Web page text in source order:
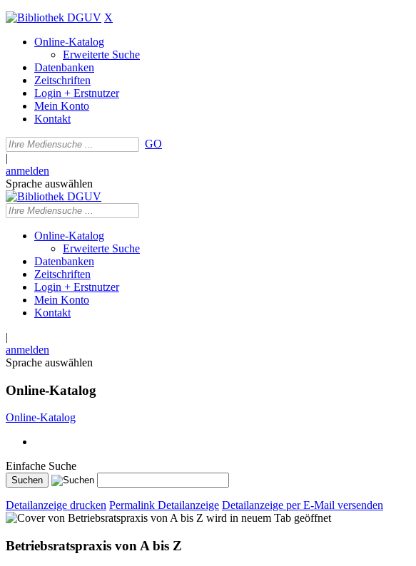
X
Online-Katalog
Erweiterte Suche
Datenbanken
Zeitschriften
Login + Erstnutzer
Mein Konto
Kontakt
GO
|
anmelden
Sprache auswählen
Online-Katalog
Erweiterte Suche
Datenbanken
Zeitschriften
Login + Erstnutzer
Mein Konto
Kontakt
|
anmelden
Sprache auswählen
Online-Katalog
Online-Katalog
Einfache Suche
Detailanzeige drucken Permalink Detailanzeige Detailanzeige per E-Mail versenden
wird in neuem Tab geöffnet
Betriebsratspraxis von A bis Z